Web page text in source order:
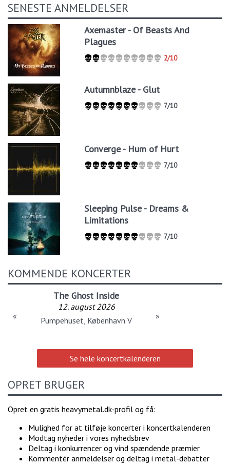
SENESTE ANMELDELSER
Axemaster - Of Beasts And
Plagues
2/10
Autumnblaze - Glut
7/10
Converge - Hum of Hurt
7/10
Sleeping Pulse - Dreams &
Limitations
7/10
KOMMENDE KONCERTER
The Ghost Inside
12. august 2026
Pumpehuset, København V
« »
Se hele koncertkalenderen
OPRET BRUGER
Opret en gratis heavymetal.dk-profil og få:
Mulighed for at tilføje koncerter i koncertkalenderen
Modtag nyheder i vores nyhedsbrev
Deltag i konkurrencer og vind spændende præmier
Kommentér anmeldelser og deltag i metal-debatter